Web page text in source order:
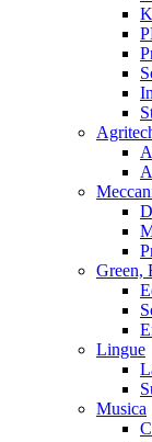
Green,
Lingue
Musica